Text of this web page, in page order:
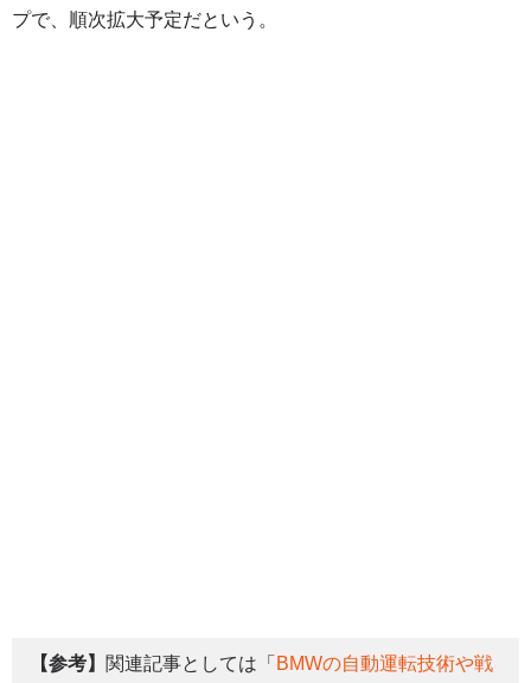
プで、順次拡大予定だという。
【参考】 関連記事としては「 BMWの自動運転技術や戦